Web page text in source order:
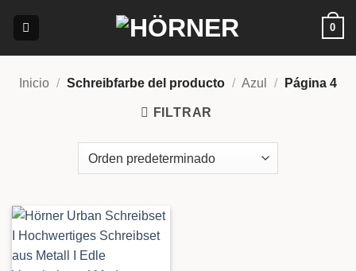
0
Inicio / Schreibfarbe del producto / Azul / Página 4
FILTRAR